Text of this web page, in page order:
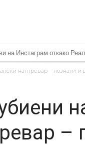
на Инстаграм откако
за Баркола, ПСЖ
остане во Милан
во Истанбул
Гимарејш заминува
натпревар – познати и
–